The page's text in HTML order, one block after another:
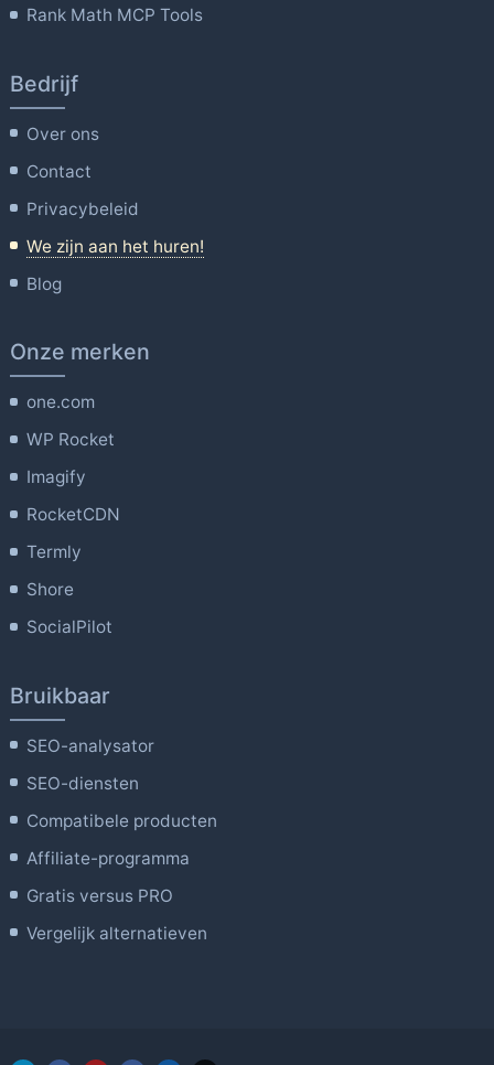
Rank Math MCP Tools
Bedrijf
Over ons
Contact
Privacybeleid
We zijn aan het huren!
Blog
Onze merken
one.com
WP Rocket
Imagify
RocketCDN
Termly
Shore
SocialPilot
Bruikbaar
SEO-analysator
SEO-diensten
Compatibele producten
Affiliate-programma
Gratis versus PRO
Vergelijk alternatieven